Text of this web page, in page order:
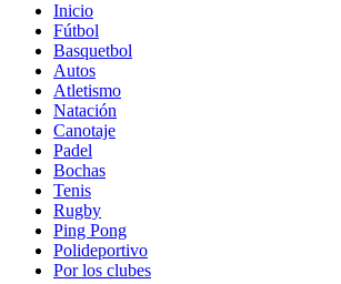
Inicio
Fútbol
Basquetbol
Autos
Atletismo
Natación
Canotaje
Padel
Bochas
Tenis
Rugby
Ping Pong
Polideportivo
Por los clubes